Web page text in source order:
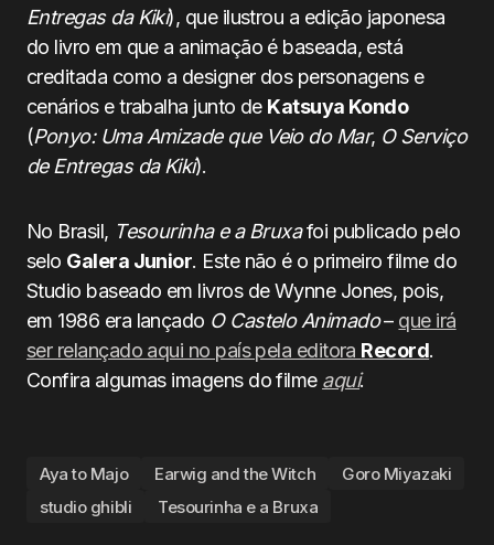
Entregas da Kiki), que ilustrou a edição japonesa
do livro em que a animação é baseada, está
creditada como a designer dos personagens e
cenários e trabalha junto de Katsuya Kondo
(Ponyo: Uma Amizade que Veio do Mar, O Serviço
de Entregas da Kiki).
No Brasil, Tesourinha e a Bruxafoi publicado pelo
selo Galera Junior. Este não é o primeiro filme do
Studio baseado em livros de Wynne Jones, pois,
em 1986 era lançado O Castelo Animado– que irá
ser relançado aqui no país pela editora Record.
Confira algumas imagens do filme aqui.
Aya to Majo Earwig and the Witch
Goro Miyazaki
studio ghibli
Tesourinha e a Bruxa